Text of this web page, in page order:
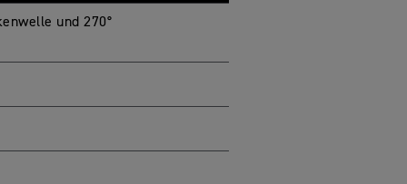
und 270°